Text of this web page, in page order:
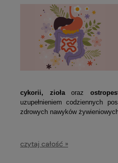
cykorii,
ziołaoraz
uzupełnieniem codziennych
zdrowych nawyków
czytaj całość »